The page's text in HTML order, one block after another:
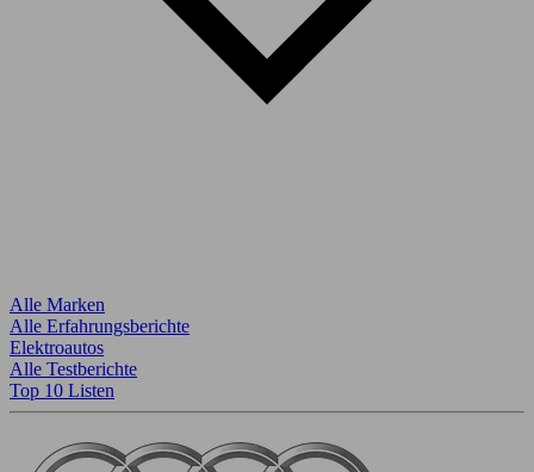
Alle Marken
Alle Erfahrungsberichte
Elektroautos
Alle Testberichte
Top 10 Listen